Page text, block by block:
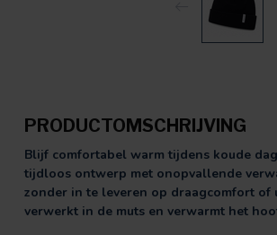
PRODUCTOMSCHRIJVING
Blijf comfortabel warm tijdens koude
tijdloos ontwerp met onopvallende
zonder in te leveren op draagcomfort
verwerkt in de muts en verwarmt het